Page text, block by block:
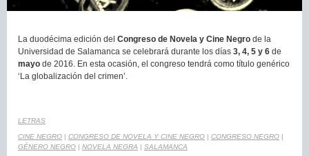
La duodécima edición del Congreso de Novela y Cine Negro de la
Universidad de Salamanca se celebrará durante los días 3, 4, 5 y 6 de
mayo de 2016. En esta ocasión, el congreso tendrá como título genérico
‘La globalización del crimen’.
LETRAS
CINE NEGRO | CONGRESO DE NOVELA Y CINE NEGRO | CONGRESO NEGRO |
GÉNERO NEGRO | NOVELA NEGRA | SALAMANCA